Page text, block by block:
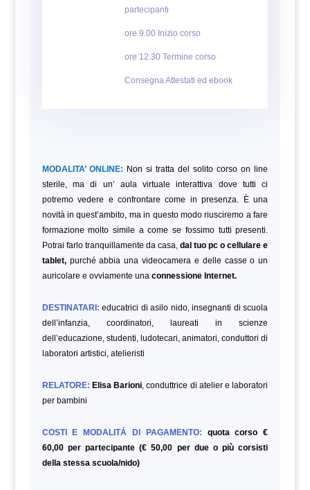
partecipanti
ore 9.00 Inizio corso
ore 12.30 Termine corso
Consegna Attestati ed ebook
MODALITA’ ONLINE: Non si tratta del solito corso on line
sterile, ma di un’ aula virtuale interattiva dove tutti ci
potremo vedere e confrontare come in presenza. È una
novità in quest’ambito, ma in questo modo riusciremo a fare
formazione molto simile a come se fossimo tutti presenti.
Potrai farlo tranquillamente da casa, dal tuo pc o cellulare e
tablet,purché abbia una videocamera e delle casse o un
auricolare e ovviamente una connessione Internet.
DESTINATARI: educatrici di asilo nido, insegnanti di scuola
dell’infanzia, coordinatori, laureati in scienze
dell’educazione, studenti, ludotecari, animatori, conduttori di
laboratori artistici, atelieristi
RELATORE: Elisa Barioni, conduttrice di atelier e laboratori
per bambini
COSTI E MODALITÁ DI PAGAMENTO:
quota corso €
60,00 per partecipante (€ 50,00 per due o più corsisti
della stessa scuola/nido)